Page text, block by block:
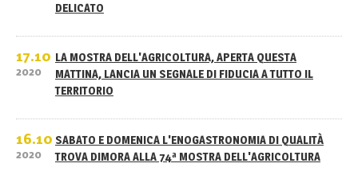
DELICATO
17.10
2020
LA MOSTRA DELL'AGRICOLTURA, APERTA QUESTA
MATTINA, LANCIA UN SEGNALE DI FIDUCIA A TUTTO IL
TERRITORIO
16.10
2020
SABATO E DOMENICA L'ENOGASTRONOMIA DI QUALITÀ
TROVA DIMORA ALLA 74ª MOSTRA DELL'AGRICOLTURA